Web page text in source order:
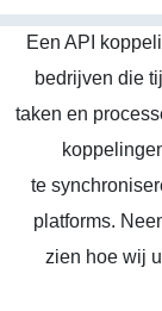
Een API
bedrijven die
taken en
te
platforms.
zien hoe wij